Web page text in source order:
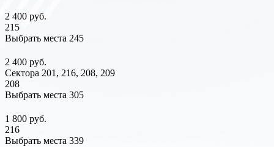
2 400 руб.
215
Выбрать места 245
2 400 руб.
Сектора 201, 216, 208, 209
208
Выбрать места 305
1 800 руб.
216
Выбрать места 339